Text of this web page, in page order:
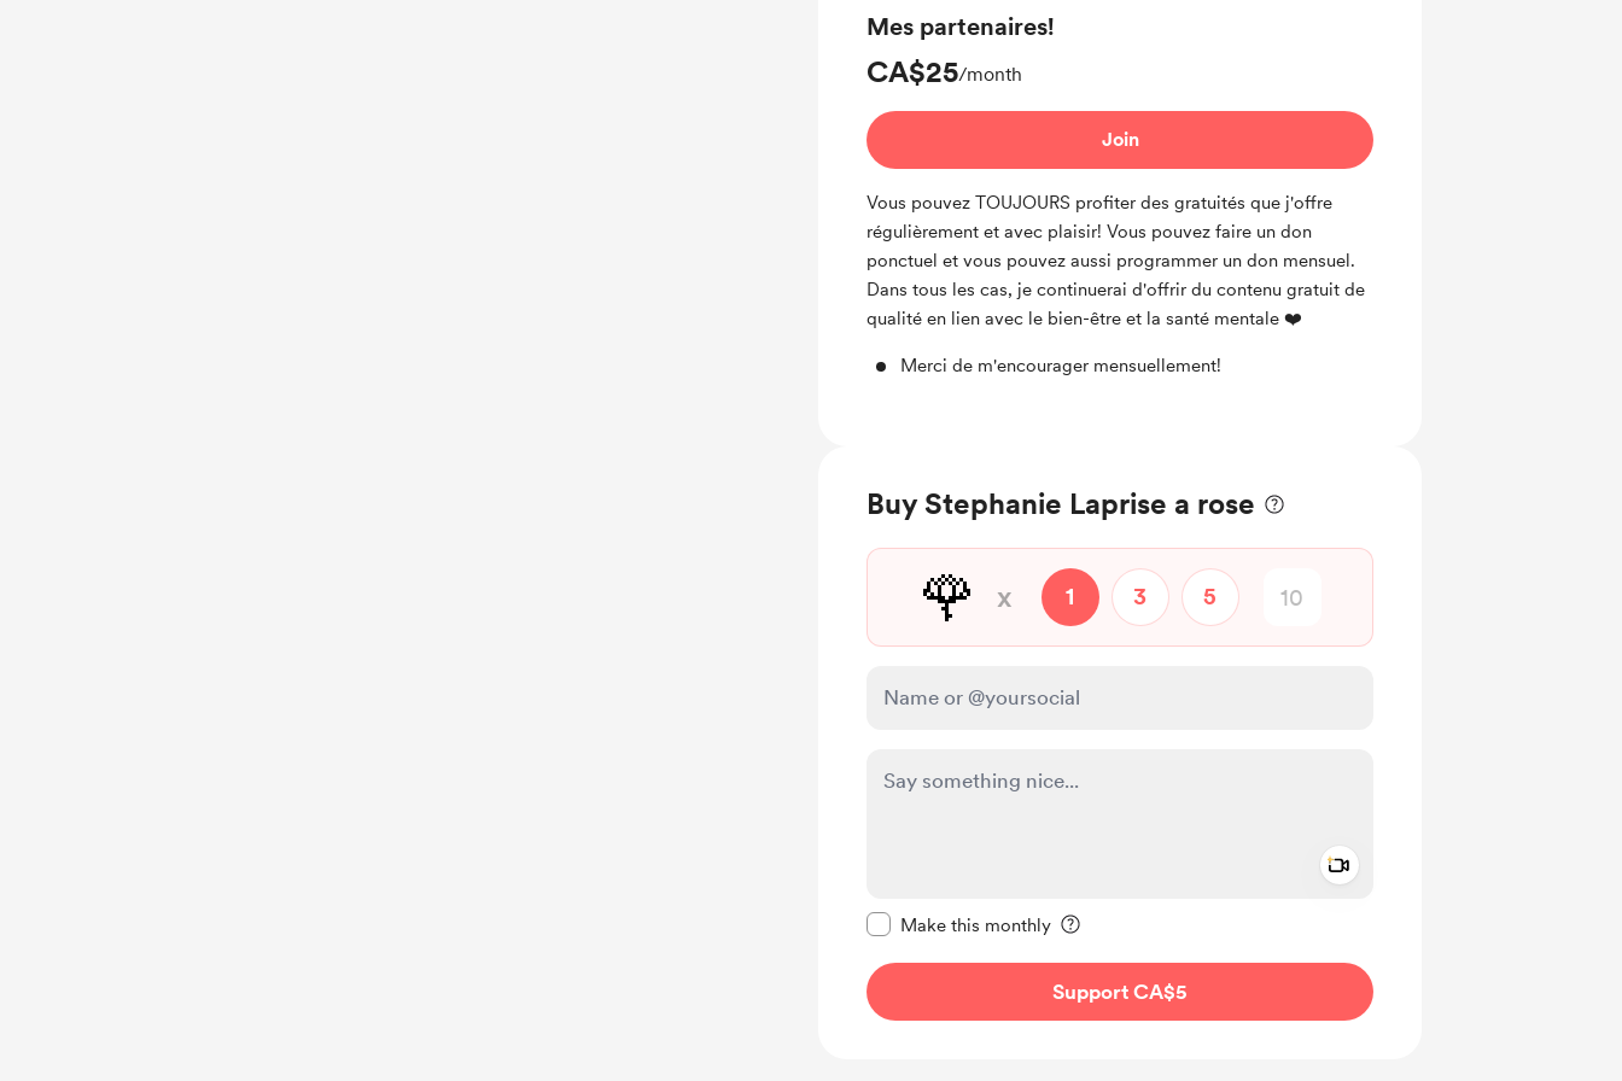
Mes partenaires!
CA$25/month
Join
Vous pouvez TOUJOURS profiter des gratuités que j'offre
régulièrement et avec plaisir! Vous pouvez faire un don
ponctuel et vous pouvez aussi programmer un don mensuel.
Dans tous les cas, je continuerai d'offrir du contenu gratuit de
qualité en lien avec le bien-être et la santé mentale ❤️
Merci de m'encourager mensuellement!
Buy Stephanie Laprise a rose
🌹 x 1 3 5
Make this monthly
Support CA$5